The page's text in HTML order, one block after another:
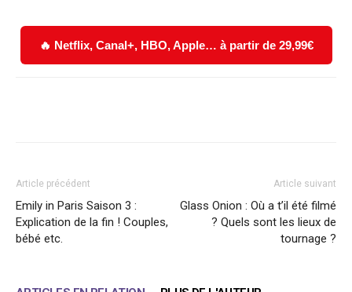
🔥 Netflix, Canal+, HBO, Apple… à partir de 29,99€
Article précédent
Emily in Paris Saison 3 :
Explication de la fin ! Couples,
bébé etc.
Article suivant
Glass Onion : Où a t’il été filmé
? Quels sont les lieux de
tournage ?